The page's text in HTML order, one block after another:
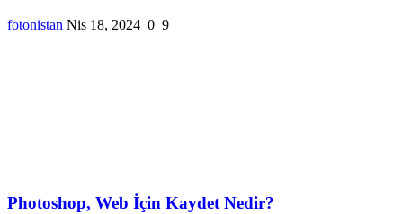
fotonistan Nis 18, 2024 0 9
Photoshop, Web İçin Kaydet Nedir?